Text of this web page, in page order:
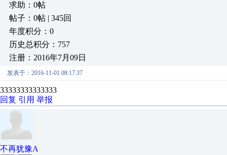
求助：0帖
帖子：0帖 | 345回
年度积分：0
历史总积分：757
注册：2016年7月09日
发表于：2016-11-01 08:17:37
33333333333333
回复 引用 举报
不再犹豫A